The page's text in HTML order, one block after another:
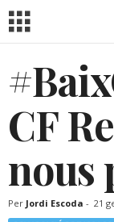
CF
nous
Per Jordi Escoda - 21